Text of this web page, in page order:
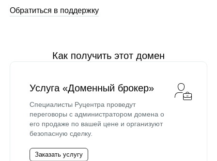
Обратиться в поддержку
Как получить этот домен
Услуга «Доменный брокер»
Специалисты Руцентра проведут
переговоры с администратором домена о
его продаже по вашей цене и организуют
безопасную сделку.
Заказать услугу